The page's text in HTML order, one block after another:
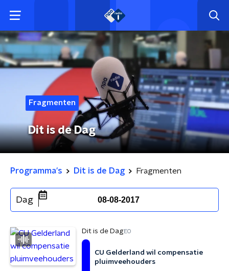
Fragmenten
Dit is de Dag
Programma's Dit is de Dag Fragmenten
Dag 08-08-2017
Dit is de DagEO
CU Gelderland wil compensatie
pluimveehouders